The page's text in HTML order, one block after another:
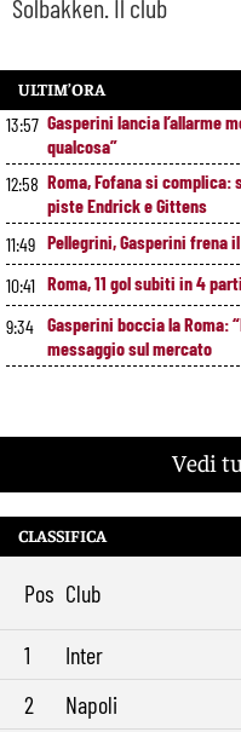
Solbakken. Il club
ULTIM’ORA
13:57 Gasperini lancia l’allarme
qualcosa”
12:58 Roma, Fofana si
piste Endrick e Gittens
11:49 Pellegrini, Gasperini frena
10:41 Roma, 11 gol subiti in 4
9:34 Gasperini boccia la Roma:
messaggio sul mercato
Vedi
CLASSIFICA
Pos Club
1 Inter
2
Napoli